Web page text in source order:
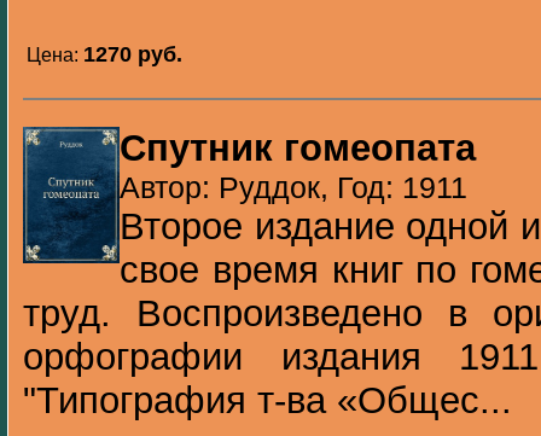
Цена: 1270 pуб.
Спутник гомеопата
Автор: Руддок, Год: 1911
Второе издание одной
свое время книг по
труд. Воспроизведено в
орфографии издания
"Типография т-ва «Общес...